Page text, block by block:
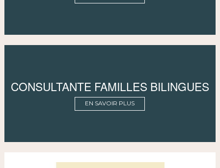
CONSULTANTE FAMILLES BILINGUES
EN SAVOIR PLUS